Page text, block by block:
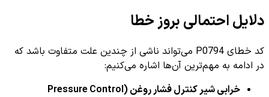
دلایل احتمالی بروز خطا
کد خطای P0794 می‌تواند ناشی از چندین علت متفاوت باشد که
در ادامه به مهم‌ترین آن‌ها اشاره می‌کنیم:
خرابی شیر کنترل فشار روغن (Pressure Control